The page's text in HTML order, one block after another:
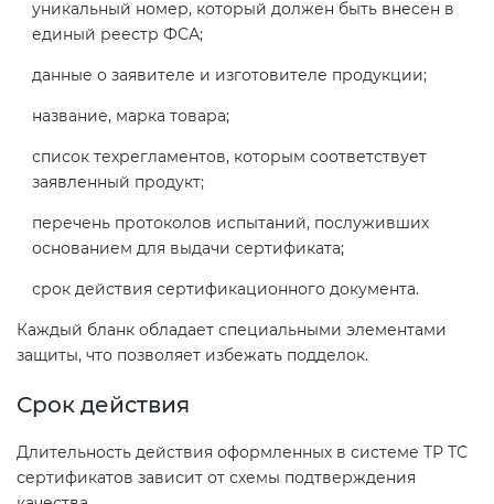
уникальный номер, который должен быть внесен в
единый реестр ФСА;
данные о заявителе и изготовителе продукции;
название, марка товара;
список техрегламентов, которым соответствует
заявленный продукт;
перечень протоколов испытаний, послуживших
основанием для выдачи сертификата;
срок действия сертификационного документа.
Каждый бланк обладает специальными элементами
защиты, что позволяет избежать подделок.
Срок действия
Длительность действия оформленных в системе ТР ТС
сертификатов зависит от схемы подтверждения